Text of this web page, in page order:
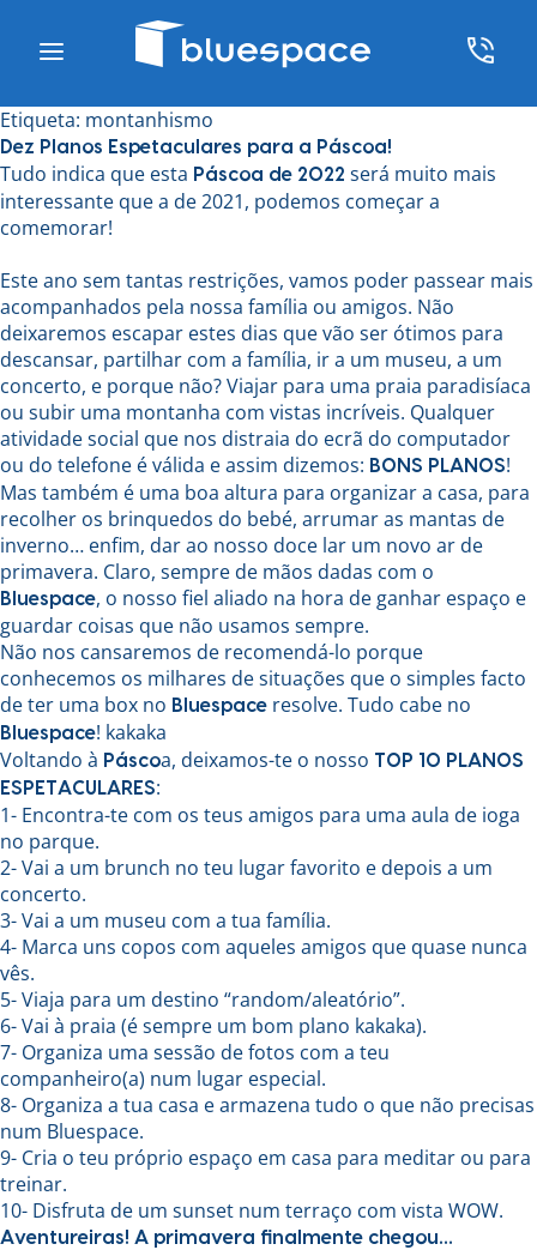
Etiqueta: montanhismo
Dez Planos Espetaculares para a Páscoa!
Tudo indica que esta Páscoa de 2022 será muito mais
interessante que a de 2021, podemos começar a
comemorar!
Este ano sem tantas restrições, vamos poder passear mais
acompanhados pela nossa família ou amigos. Não
deixaremos escapar estes dias que vão ser ótimos para
descansar, partilhar com a família, ir a um museu, a um
concerto, e porque não? Viajar para uma praia paradisíaca
ou subir uma montanha com vistas incríveis. Qualquer
atividade social que nos distraia do ecrã do computador
ou do telefone é válida e assim dizemos: BONS PLANOS!
Mas também é uma boa altura para organizar a casa, para
recolher os brinquedos do bebé, arrumar as mantas de
inverno… enfim, dar ao nosso doce lar um novo ar de
primavera. Claro, sempre de mãos dadas com o
Bluespace, o nosso fiel aliado na hora de ganhar espaço e
guardar coisas que não usamos sempre.
Não nos cansaremos de recomendá-lo porque
conhecemos os milhares de situações que o simples facto
de ter uma box no Bluespace resolve. Tudo cabe no
Bluespace! kakaka
Voltando à Páscoa, deixamos-te o nosso TOP 10 PLANOS
ESPETACULARES:
1- Encontra-te com os teus amigos para uma aula de ioga
no parque.
2- Vai a um brunch no teu lugar favorito e depois a um
concerto.
3- Vai a um museu com a tua família.
4- Marca uns copos com aqueles amigos que quase nunca
vês.
5- Viaja para um destino “random/aleatório”.
6- Vai à praia (é sempre um bom plano kakaka).
7- Organiza uma sessão de fotos com a teu
companheiro(a) num lugar especial.
8- Organiza a tua casa e armazena tudo o que não precisas
num Bluespace.
9- Cria o teu próprio espaço em casa para meditar ou para
treinar.
10- Disfruta de um sunset num terraço com vista WOW.
Aventureiras! A primavera finalmente chegou…